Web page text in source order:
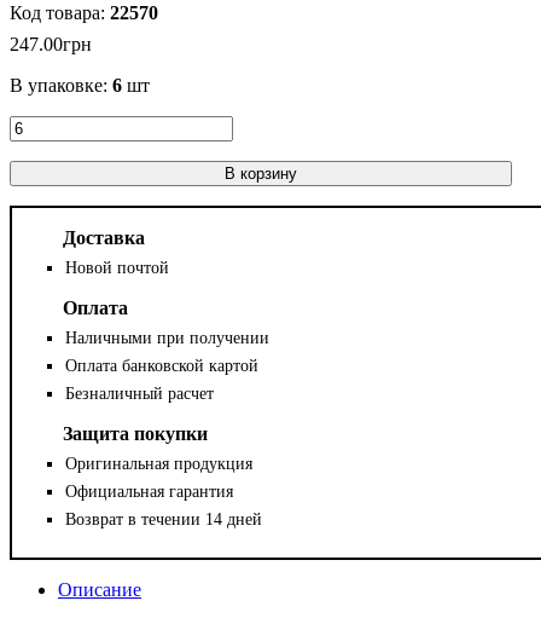
22570
247.00грн
В упаковке: 6 шт
В корзину
Доставка
Новой почтой
Оплата
Наличными при получении
Оплата банковской картой
Безналичный расчет
Защита покупки
Оригинальная продукция
Официальная гарантия
Возврат в течении 14 дней
Описание